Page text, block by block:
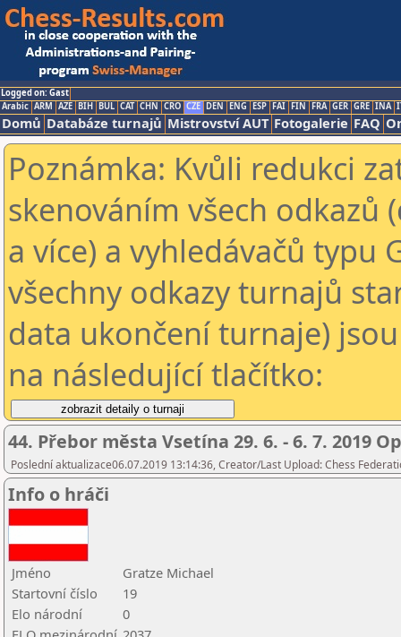
Logged on: Gast
Arabic ARM AZE BIH BUL CAT CHN CRO CZE DEN ENG ESP FAI FIN FRA GER GRE INA
Domů Databáze turnajů Mistrovství AUT Fotogalerie FAQ
Poznámka: Kvůli redukci
skenováním všech odkazů
a více) a vyhledávačů typu
všechny odkazy turnajů
data ukončení turnaje)
na následující tlačítko:
44. Přebor města Vsetína 29. 6. - 6. 7. 2019
Poslední aktualizace06.07.2019 13:14:36, Creator/Last Upload: Chess
Info o hráči
Jméno
Gratze Michael
Startovní číslo
19
Elo národní
0